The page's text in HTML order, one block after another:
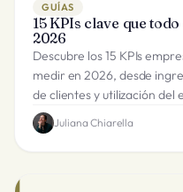
GUÍAS
15 KPIs clave que
2026
Descubre los 15 KPIs
medir en 2026, desde
de clientes y utilización del
Juliana Chiarella